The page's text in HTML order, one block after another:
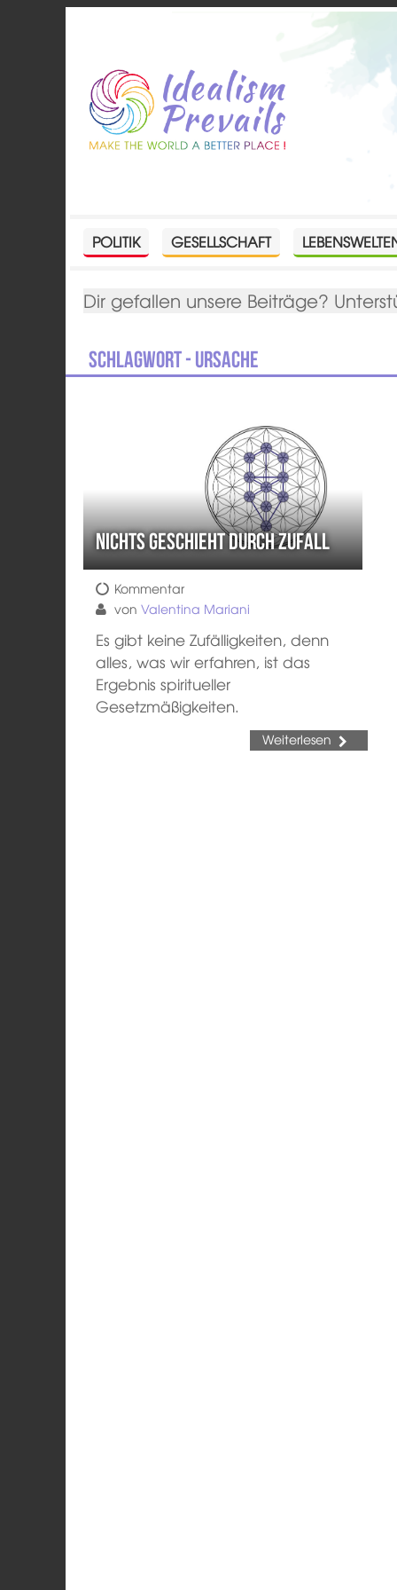
POLITIK GESELLSCHAFT
Dir gefallen unsere Beiträge?
Schlagwort - Ursache
Nichts geschieht durch Zufall
Kommentar
vonValentina Mariani
Es gibt keine Zufälligkeiten, denn
alles, was wir erfahren, ist das
Ergebnis spiritueller
Gesetzmäßigkeiten.
Weiterlesen